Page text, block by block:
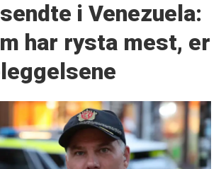
i Venezuela:
har rysta mest, er